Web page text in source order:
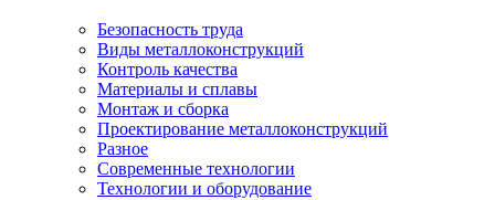
Безопасность труда
Виды металлоконструкций
Контроль качества
Материалы и сплавы
Монтаж и сборка
Проектирование металлоконструкций
Разное
Современные технологии
Технологии и оборудование